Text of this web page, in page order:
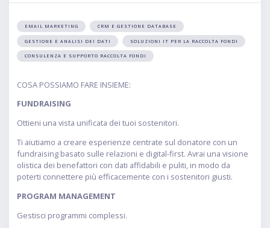
EMAIL MARKETING CRM E GESTIONE DATABASE
GESTIONE E ANALISI DEI DATI SOLUZIONI IT PER LA RACCOLTA FONDI
CONSULENZA E SUPPORTO RACCOLTA FONDI
COSA POSSIAMO FARE INSIEME:
FUNDRAISING
Ottieni una vista unificata dei tuoi sostenitori.
Ti aiutiamo a creare esperienze centrate sul donatore con un
fundraising basato sulle relazioni e digital-first. Avrai una visione
olistica dei benefattori con dati affidabili e puliti, in modo da
poterti connettere più efficacemente con i sostenitori giusti.
PROGRAM MANAGEMENT
Gestisci programmi complessi.